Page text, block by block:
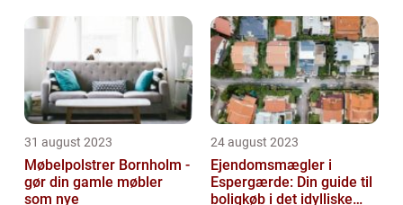
31 august 2023
Møbelpolstrer Bornholm -
gør din gamle møbler
som nye
24 august 2023
Ejendomsmægler i
Espergærde: Din guide til
boligkøb i det idylliske